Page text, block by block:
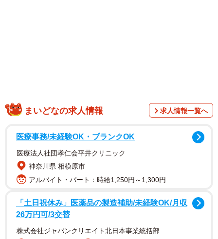
年9月にインターネットで実施されました。
まいどなの求人情報 求人情報一覧へ
医療事務/未経験OK・ブランクOK
医療法人社団孝仁会平井クリニック
神奈川県 相模原市
アルバイト・パート：時給1,250円～1,300円
「土日祝休み」医薬品の製造補助/未経験OK/月収
26万円可/3交替
株式会社ジャパンクリエイト北日本事業統括部